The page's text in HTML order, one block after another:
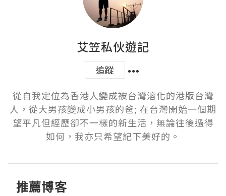
艾笠私伙遊記
追蹤
從自我定位為香港人變成被台灣溶化的港版台灣
人，從大男孩變成小男孩的爸; 在台灣開始一個期
望平凡但經歷卻不一樣的新生活，無論往後過得
如何，我亦只希望記下美好的。
推薦博客